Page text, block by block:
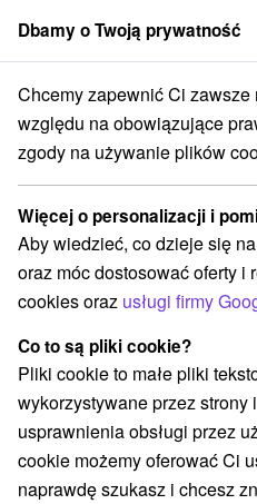
członek grupySorger
kraj Tekovská Breznica
Hrad Breznica
Wyświetl stronę internetową
Opinii Google
Hrádok Sokolia skala
966 52 Tekovská Breznica
E
Dbamy o Twoją prywatność
Chcemy zapewnić Ci
względu na obowiązujące
zgody na używanie plików
Więcej o personalizacji i
Aby wiedzieć, co dzieje się
oraz móc dostosować oferty i
cookies oraz usługi firmy
Co to są pliki cookie?
Pliki cookie to małe pliki
wykorzystywane przez strony
usprawnienia obsługi przez
cookie możemy oferować Ci
naprawdę szukasz i chcesz